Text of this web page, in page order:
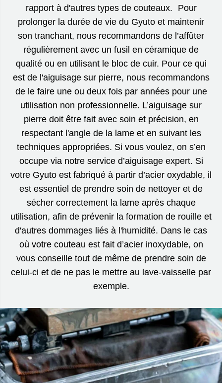
rapport à d'autres types de couteaux. Pour
prolonger la durée de vie du Gyuto et maintenir
son tranchant, nous recommandons de l’affûter
régulièrement avec un fusil en céramique de
qualité ou en utilisant le bloc de cuir. Pour ce qui
est de l'aiguisage sur pierre, nous recommandons
de le faire une ou deux fois par années pour une
utilisation non professionnelle. L’aiguisage sur
pierre doit être fait avec soin et précision, en
respectant l'angle de la lame et en suivant les
techniques appropriées. Si vous voulez, on s’en
occupe via notre service d’aiguisage expert. Si
votre Gyuto est fabriqué à partir d’acier oxydable, il
est essentiel de prendre soin de nettoyer et de
sécher correctement la lame après chaque
utilisation, afin de prévenir la formation de rouille et
d'autres dommages liés à l'humidité. Dans le cas
où votre couteau est fait d’acier inoxydable, on
vous conseille tout de même de prendre soin de
celui-ci et de ne pas le mettre au lave-vaisselle par
exemple.